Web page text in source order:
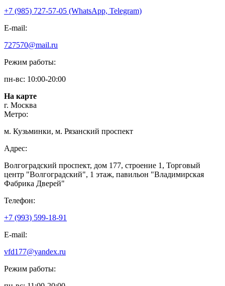
+7 (985) 727-57-05 (WhatsApp, Telegram)
E-mail:
727570@mail.ru
Режим работы:
пн-вс: 10:00-20:00
На карте
г. Москва
Метро:
м. Кузьминки, м. Рязанский проспект
Адрес:
Волгоградский проспект, дом 177, строение 1, Торговый
центр "Волгоградский", 1 этаж, павильон "Владимирская
Фабрика Дверей"
Телефон:
+7 (993) 599-18-91
E-mail:
vfd177@yandex.ru
Режим работы: